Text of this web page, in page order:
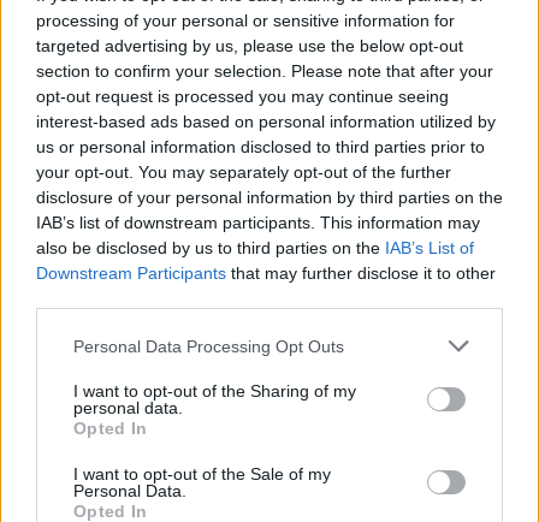
processing of your personal or sensitive information for
targeted advertising by us, please use the below opt-out
section to confirm your selection. Please note that after your
opt-out request is processed you may continue seeing
interest-based ads based on personal information utilized by
us or personal information disclosed to third parties prior to
your opt-out. You may separately opt-out of the further
disclosure of your personal information by third parties on the
IAB’s list of downstream participants. This information may
also be disclosed by us to third parties on the IAB’s List of
Downstream Participants that may further disclose it to other
Personal Data Processing Opt Outs
I want to opt-out of the Sharing of my
personal data.
Opted In
I want to opt-out of the Sale of my
Personal Data.
Opted In
2024. június 28., péntek
Nagy felhőjátékok alatt falusi táj
és parányi emberi jelenlét